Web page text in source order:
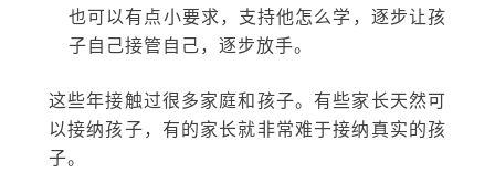
也可以有点小要求，支持他怎么学，逐步让孩
子自己接管自己，逐步放手。
这些年接触过很多家庭和孩子。有些家长天然可
以接纳孩子，有的家长就非常难于接纳真实的孩
子。